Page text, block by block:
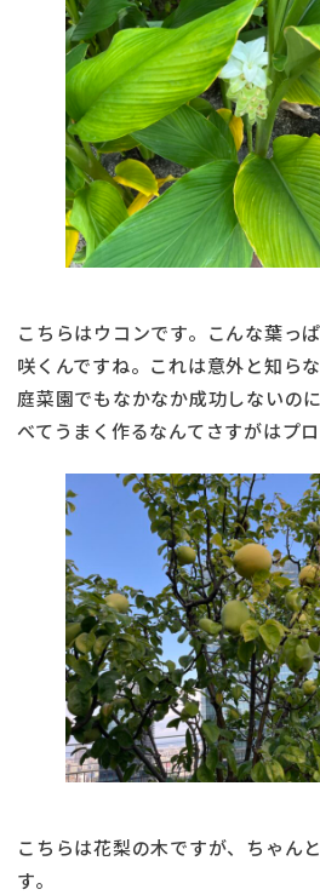
こちらはウコンです。こんな葉っ
咲くんですね。これは意外と知ら
庭菜園でもなかなか成功しないの
べてうまく作るなんてさすがはプロ
こちらは花梨の木ですが、ちゃん
す。